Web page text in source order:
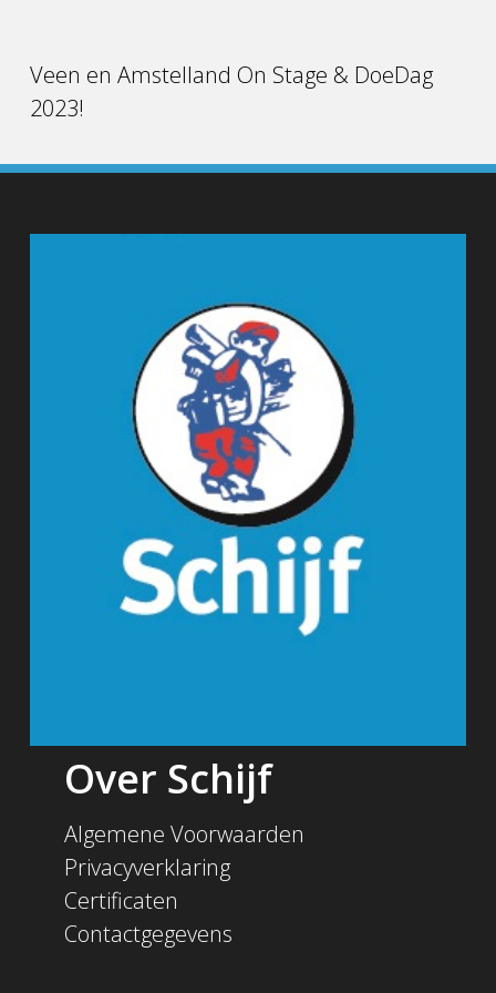
Veen en Amstelland On Stage & DoeDag
2023!
Over Schijf
Algemene Voorwaarden
Privacyverklaring
Certificaten
Contactgegevens